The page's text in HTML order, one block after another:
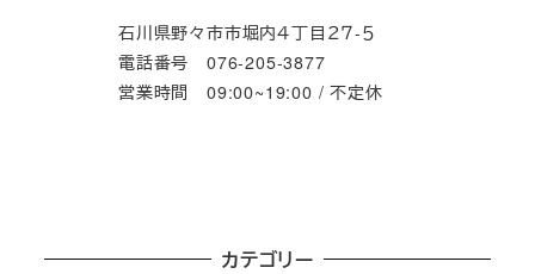
石川県野々市市堀内４丁目２７-５
電話番号 076-205-3877
営業時間 09:00~19:00 / 不定休
カテゴリー